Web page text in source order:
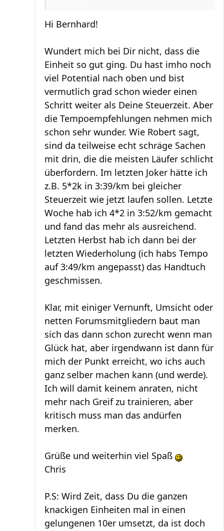
Hi Bernhard!
Wundert mich bei Dir nicht, dass die
Einheit so gut ging. Du hast imho noch
viel Potential nach oben und bist
vermutlich grad schon wieder einen
Schritt weiter als Deine Steuerzeit. Aber
die Tempoempfehlungen nehmen mich
schon sehr wunder. Wie Robert sagt,
sind da teilweise echt schräge Sachen
mit drin, die die meisten Läufer schlicht
überfordern. Im letzten Joker hätte ich
z.B. 5*2k in 3:39/km bei gleicher
Steuerzeit wie jetzt laufen sollen. Letzte
Woche hab ich 4*2 in 3:52/km gemacht
und fand das mehr als ausreichend.
Letzten Herbst hab ich dann bei der
letzten Wiederholung (ich habs Tempo
auf 3:49/km angepasst) das Handtuch
geschmissen.
Klar, mit einiger Vernunft, Umsicht oder
netten Forumsmitgliedern baut man
sich das dann schon zurecht wenn man
Glück hat, aber irgendwann ist dann für
mich der Punkt erreicht, wo ichs auch
ganz selber machen kann (und werde).
Ich will damit keinem anraten, nicht
mehr nach Greif zu trainieren, aber
kritisch muss man das andürfen
merken.
Grüße und weiterhin viel Spaß
Chris
P.S: Wird Zeit, dass Du die ganzen
knackigen Einheiten mal in einen
gelungenen 10er umsetzt, da ist doch